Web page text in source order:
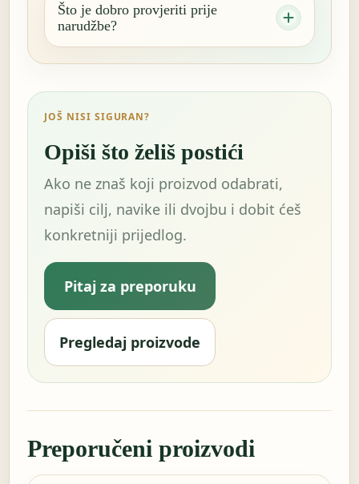
Što je dobro provjeriti prije
narudžbe?
JOŠ NISI SIGURAN?
Opiši što želiš postići
Ako ne znaš koji proizvod odabrati,
napiši cilj, navike ili dvojbu i dobit ćeš
konkretniji prijedlog.
Pitaj za preporuku
Pregledaj proizvode
Preporučeni proizvodi